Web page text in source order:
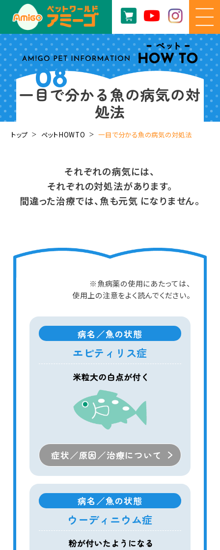
08
一目で分かる魚の病気の対
処法
トップ ペットHOWTO 一目で分かる魚の病気の対処法
それぞれの病気には、
それぞれの対処法があります。
間違った治療では、魚も元気 になりません。
※魚病薬の使用にあたっては、
使用上の注意をよく読んでください。
病名／魚の状態
エピティリス症
症状／原因／治療について
病名／魚の状態
ウーディニウム症